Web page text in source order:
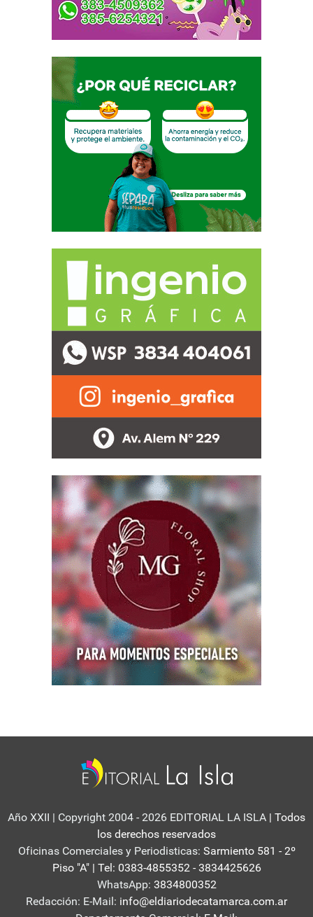
Año XXII | Copyright 2004 - 2026 EDITORIAL LA ISLA | Todos
los derechos reservados
Oficinas Comerciales y Periodisticas: Sarmiento 581 - 2º
Piso "A" | Tel: 0383-4855352 - 3834425626
WhatsApp: 3834800352
Redacción: E-Mail: info@eldiariodecatamarca.com.ar